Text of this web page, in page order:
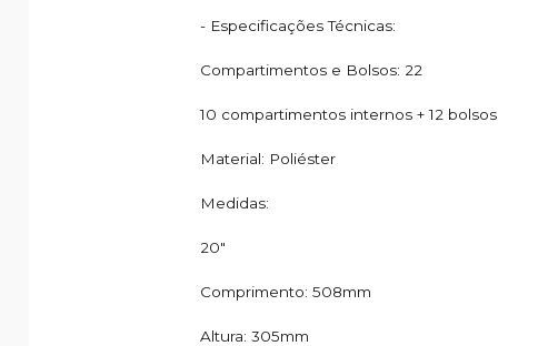
- Especificações Técnicas:
Compartimentos e Bolsos: 22
10 compartimentos internos + 12 bolsos
Material: Poliéster
Medidas:
20"
Comprimento: 508mm
Altura: 305mm